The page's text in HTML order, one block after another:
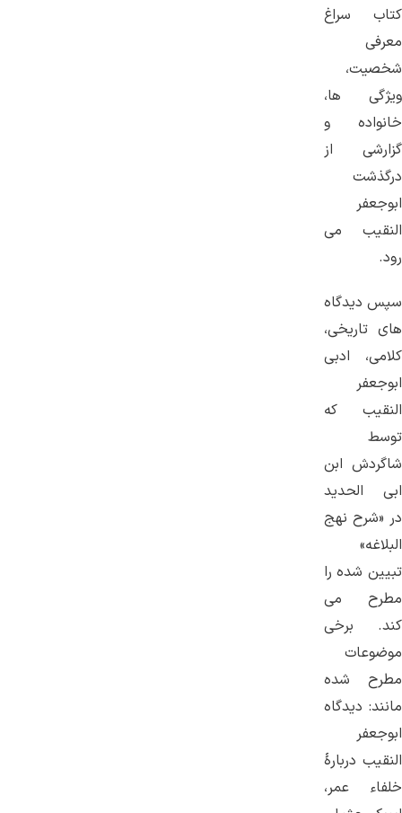
کتاب سراغ
معرفی
شخصیت،
ویژگی ها،
خانواده و
گزارشی از
درگذشت
ابوجعفر
النقیب می
رود.
سپس دیدگاه
های تاریخی،
کلامی، ادبی
ابوجعفر
النقیب که
توسط
شاگردش ابن
ابی الحدید
در «شرح نهج
البلاغه»
تبیین شده را
مطرح می
کند. برخی
موضوعات
مطرح شده
مانند: دیدگاه
ابوجعفر
النقیب دربارۀ
خلفاء عمر،